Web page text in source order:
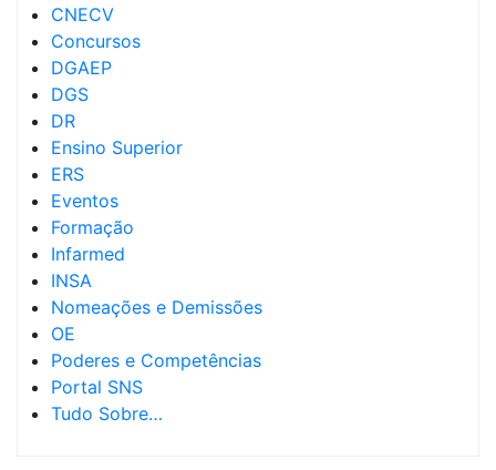
CNECV
Concursos
DGAEP
DGS
DR
Ensino Superior
ERS
Eventos
Formação
Infarmed
INSA
Nomeações e Demissões
OE
Poderes e Competências
Portal SNS
Tudo Sobre…